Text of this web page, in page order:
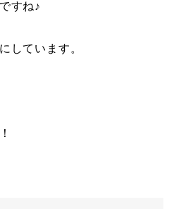
すね♪
しています。